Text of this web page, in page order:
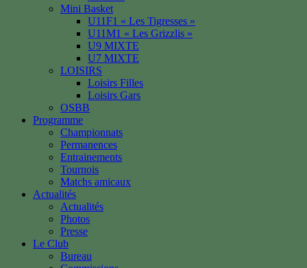
Mini Basket
U11F1 « Les Tigresses »
U11M1 « Les Grizzlis »
U9 MIXTE
U7 MIXTE
LOISIRS
Loisirs Filles
Loisirs Gars
OSBB
Programme
Championnats
Permanences
Entrainements
Tournois
Matchs amicaux
Actualités
Actualités
Photos
Presse
Le Club
Bureau